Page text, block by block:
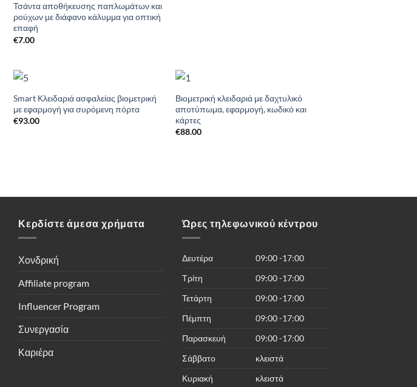
Τσάντα αποθήκευσης παπλωμάτων και
ρούχων με διάφανο κάλυμμα για οπτική
επαφή
€7.00
Add to
Wishlist
Smart Κλειδαριά ασφαλείας βιομετρική
με εφαρμογή για συρόμενη πόρτα
€93.00
Add to
Wishlist
Βιομετρική κλειδαριά με δαχτυλικό
αποτύπωμα, εφαρμογή, κωδικό και
κάρτες
€88.00
Κερδίστε άμεσα χρήματα
Χονδρική
Affiliate program
Influencer Program
Συνεργασία
Καριέρα
Ώρες τηλεφωνικού κέντρου
Δευτέρα
09:00 -17:00
Τρίτη
09:00 -17:00
Τετάρτη
09:00 -17:00
Πέμπτη
09:00 -17:00
Παρασκευή
09:00 -17:00
Σάββατο
κλειστά
Κυριακή
κλειστά